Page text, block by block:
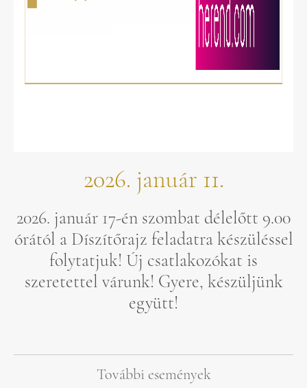
2026. január 11.
2026. január 17-én szombat délelőtt 9.00
órától a Díszítőrajz feladatra készüléssel
folytatjuk! Új csatlakozókat is
szeretettel várunk! Gyere, készüljünk
együtt!
További események